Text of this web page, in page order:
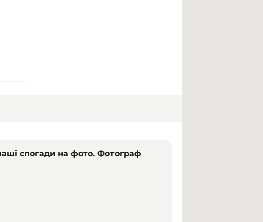
спогади на фото. Фотограф